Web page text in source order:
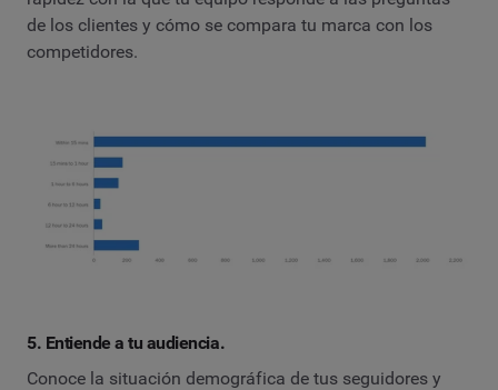
de los clientes y cómo se compara tu marca con los
competidores.
5. Entiende a tu audiencia.
Conoce la situación demográfica de tus seguidores y